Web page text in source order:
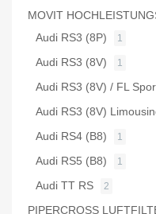
MOVIT
Audi RS3 (8P) 1
Audi RS3 (8V) 1
Audi RS3 (8V) / FL
Audi RS3 (8V)
Audi RS4 (B8) 1
Audi RS5 (B8) 1
Audi TT RS 2
PIPERCROSS